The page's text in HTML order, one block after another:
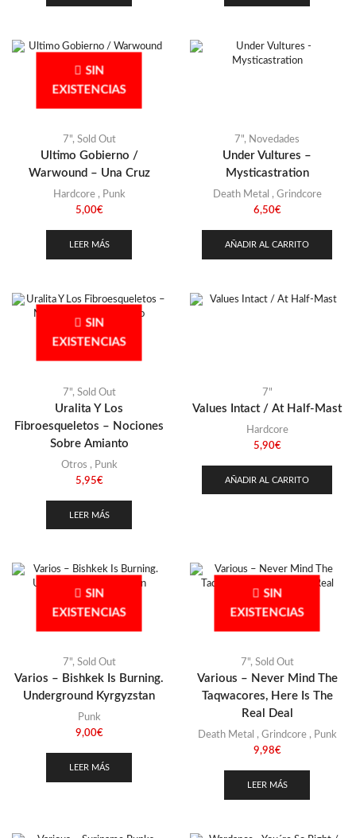
SIN
EXISTENCIAS
7", Sold Out
Ultimo Gobierno /
Warwound – Una Cruz
Hardcore, Punk
5,00€
LEER MÁS
7", Novedades
Under Vultures –
Mysticastration
Death Metal , Grindcore
6,50€
AÑADIR AL CARRITO
SIN
EXISTENCIAS
7", Sold Out
Uralita Y Los
Fibroesqueletos – Nociones
Sobre Amianto
Otros , Punk
5,95€
LEER MÁS
7"
Values Intact / At Half-Mast
Hardcore
5,90€
AÑADIR AL CARRITO
SIN
EXISTENCIAS
7", Sold Out
Varios – Bishkek Is Burning.
Underground Kyrgyzstan
Punk
9,00€
LEER MÁS
SIN
EXISTENCIAS
7", Sold Out
Various – Never Mind The
Taqwacores, Here Is The
Real Deal
Death Metal , Grindcore, Punk
9,98€
LEER MÁS